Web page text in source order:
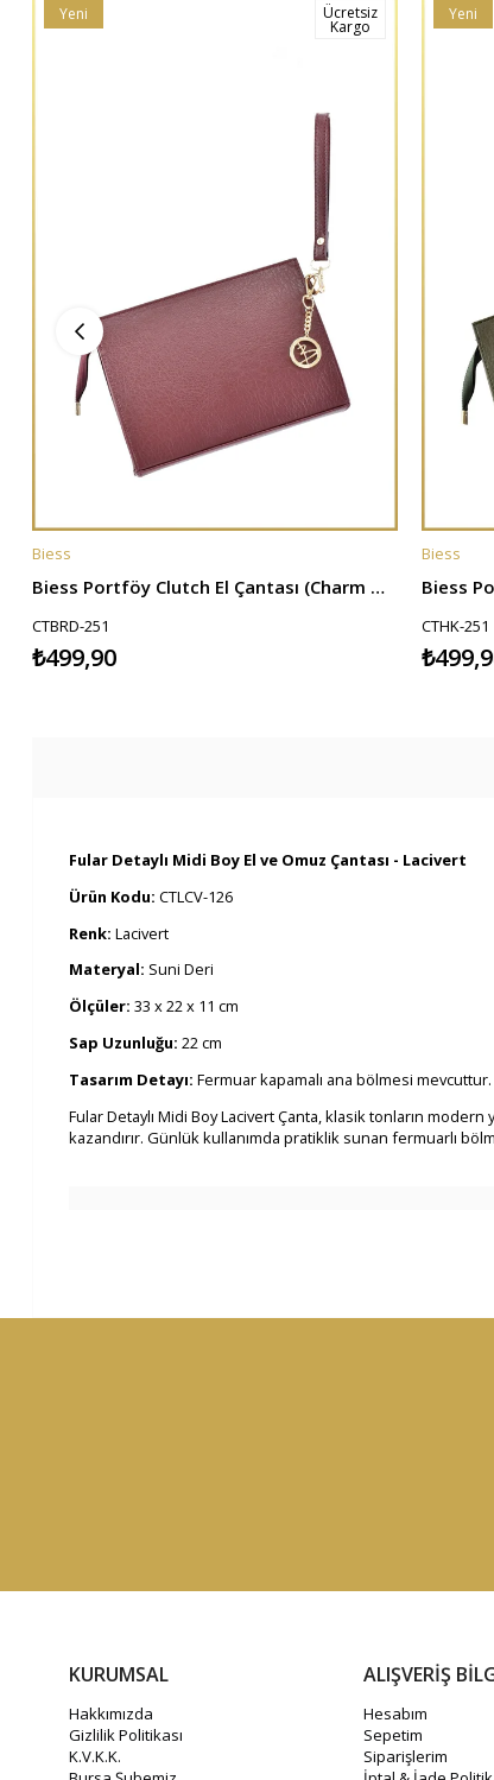
SEPETE EKLE
Yeni
Ücretsiz
Kargo
Biess
Biess Portföy Clutch El Çantası (Charm Hediyeli) - Bordo
CTBRD-251
₺499,90
SEPETE
Yeni
Biess
CTHK-251
Fular Detaylı Midi Boy El ve Omuz Çantası - Lacivert
Ürün Kodu: CTLCV-126
Renk: Lacivert
Materyal: Suni Deri
Ölçüler: 33 x 22 x 11 cm
Sap Uzunluğu: 22 cm
Tasarım Detayı: Fermuar kapamalı ana bölmesi mevcuttur.
Fular Detaylı Midi Boy Lacivert Çanta, klasik tonların
kazandırır. Günlük kullanımda pratiklik sunan fermuarlı
KURUMSAL
Hakkımızda
Gizlilik Politikası
K.V.K.K.
ALIŞVERİŞ
Hesabım
Sepetim
Siparişlerim